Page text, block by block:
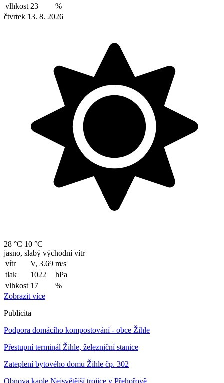
vlhkost 23
%
čtvrtek 13. 8. 2026
28 °C 10 °C
jasno, slabý východní vítr
vítr
V, 3.69 m/s
tlak
1022
hPa
vlhkost 17
%
Zobrazit více
Publicita
Podpora domácího kompostování - obce Žihle
Přestupní terminál Žihle, železniční stanice
Zateplení bytového domu Žihle čp. 302